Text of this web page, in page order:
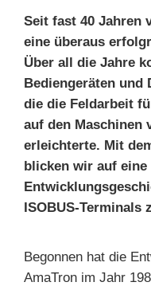
Seit fast 40 Jahren
eine überaus
Über all die Jahre
Bediengeräten und
die die Feldarbeit
auf den Maschinen
erleichterte. Mit
blicken wir auf
ISOBUS-Terminals
Begonnen hat die
AmaTron im Jahr